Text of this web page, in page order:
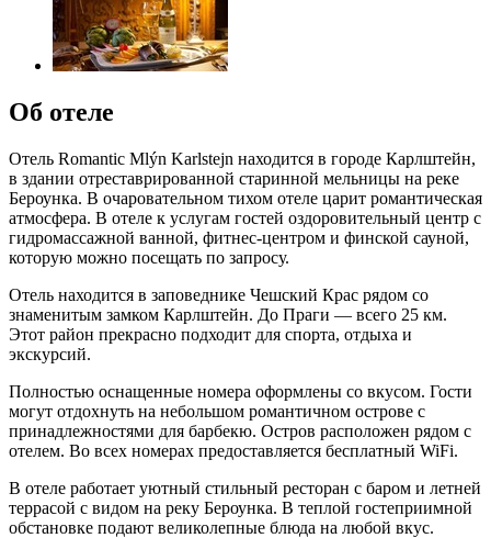
Об отеле
Отель Romantic Mlýn Karlstejn находится в городе Карлштейн,
в здании отреставрированной старинной мельницы на реке
Бероунка. В очаровательном тихом отеле царит романтическая
атмосфера. В отеле к услугам гостей оздоровительный центр с
гидромассажной ванной, фитнес-центром и финской сауной,
которую можно посещать по запросу.
Отель находится в заповеднике Чешский Крас рядом со
знаменитым замком Карлштейн. До Праги — всего 25 км.
Этот район прекрасно подходит для спорта, отдыха и
экскурсий.
Полностью оснащенные номера оформлены со вкусом. Гости
могут отдохнуть на небольшом романтичном острове с
принадлежностями для барбекю. Остров расположен рядом с
отелем. Во всех номерах предоставляется бесплатный WiFi.
В отеле работает уютный стильный ресторан с баром и летней
террасой с видом на реку Бероунка. В теплой гостеприимной
обстановке подают великолепные блюда на любой вкус.